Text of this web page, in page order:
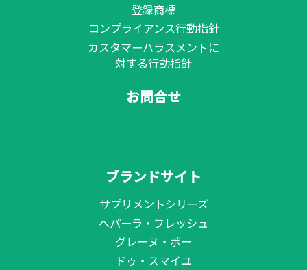
登録商標
コンプライアンス行動指針
カスタマーハラスメントに
対する行動指針
お問合せ
ブランドサイト
サプリメントシリーズ
ヘパーラ・フレッシュ
グレーヌ・ポー
ドゥ・スマイユ